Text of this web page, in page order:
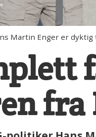
Martin Enger er
fra